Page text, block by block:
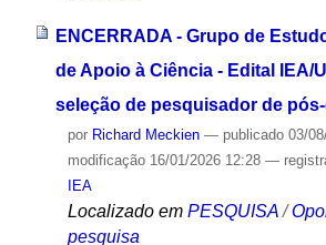
ENCERRADA - Grupo de
de Apoio à Ciência - Edital IEA/
seleção de pesquisador de
por Richard Meckien — publicado03/
modificação16/01/2026 12:28 —
IEA
Localizado em PESQUISA /
pesquisa